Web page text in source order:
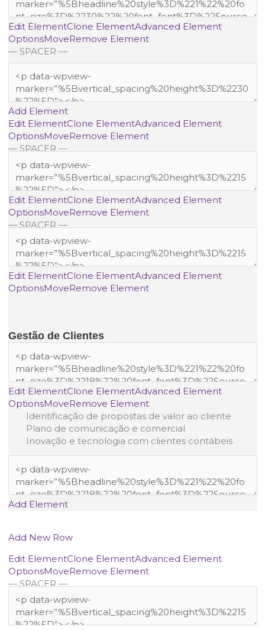
Edit ElementClone ElementAdvanced Element
OptionsMoveRemove Element
— SPACER —
Add Element
Edit ElementClone ElementAdvanced Element
OptionsMoveRemove Element
— SPACER —
Edit ElementClone ElementAdvanced Element
OptionsMoveRemove Element
— SPACER —
Edit ElementClone ElementAdvanced Element
OptionsMoveRemove Element
Gestão de Clientes
Edit ElementClone ElementAdvanced Element
OptionsMoveRemove Element
Identificação de propostas de valor ao cliente
Plano de comunicação e comercial
Inovação e tecnologia com clientes contábeis
Add Element
Add New Row
Edit ElementClone ElementAdvanced Element
OptionsMoveRemove Element
— SPACER —